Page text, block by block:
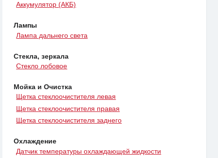
Аккумулятор (АКБ)
Лампы
Лампа дальнего света
Стекла, зеркала
Стекло лобовое
Мойка и Очистка
Щетка стеклоочистителя левая
Щетка стеклоочистителя правая
Щетка стеклоочистителя заднего
Охлаждение
Датчик температуры охлаждающей жидкости